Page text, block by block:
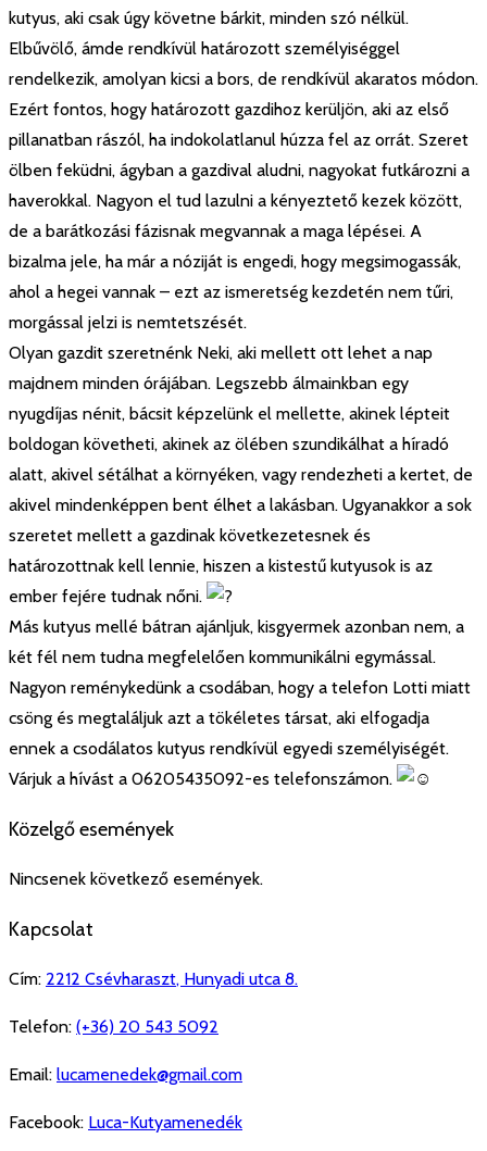
kutyus, aki csak úgy követne bárkit, minden szó nélkül.
Elbűvölő, ámde rendkívül határozott személyiséggel
rendelkezik, amolyan kicsi a bors, de rendkívül akaratos módon.
Ezért fontos, hogy határozott gazdihoz kerüljön, aki az első
pillanatban rászól, ha indokolatlanul húzza fel az orrát. Szeret
ölben feküdni, ágyban a gazdival aludni, nagyokat futkározni a
haverokkal. Nagyon el tud lazulni a kényeztető kezek között,
de a barátkozási fázisnak megvannak a maga lépései. A
bizalma jele, ha már a nóziját is engedi, hogy megsimogassák,
ahol a hegei vannak – ezt az ismeretség kezdetén nem tűri,
morgással jelzi is nemtetszését.
Olyan gazdit szeretnénk Neki, aki mellett ott lehet a nap
majdnem minden órájában. Legszebb álmainkban egy
nyugdíjas nénit, bácsit képzelünk el mellette, akinek lépteit
boldogan követheti, akinek az ölében szundikálhat a híradó
alatt, akivel sétálhat a környéken, vagy rendezheti a kertet, de
akivel mindenképpen bent élhet a lakásban. Ugyanakkor a sok
szeretet mellett a gazdinak következetesnek és
határozottnak kell lennie, hiszen a kistestű kutyusok is az
ember fejére tudnak nőni.
Más kutyus mellé bátran ajánljuk, kisgyermek azonban nem, a
két fél nem tudna megfelelően kommunikálni egymással.
Nagyon reménykedünk a csodában, hogy a telefon Lotti miatt
csöng és megtaláljuk azt a tökéletes társat, aki elfogadja
ennek a csodálatos kutyus rendkívül egyedi személyiségét.
Várjuk a hívást a 06205435092-es telefonszámon.
Közelgő események
Nincsenek következő események.
Kapcsolat
Cím: 2212 Csévharaszt, Hunyadi utca 8.
Telefon: (+36) 20 543 5092
Email: lucamenedek@gmail.com
Facebook: Luca-Kutyamenedék